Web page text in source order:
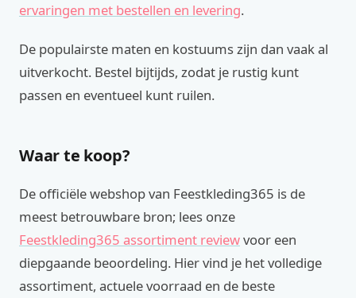
ervaringen met bestellen en levering.
De populairste maten en kostuums zijn dan vaak al
uitverkocht. Bestel bijtijds, zodat je rustig kunt
passen en eventueel kunt ruilen.
Waar te koop?
De officiële webshop van Feestkleding365 is de
meest betrouwbare bron; lees onze
Feestkleding365 assortiment reviewvoor een
diepgaande beoordeling. Hier vind je het volledige
assortiment, actuele voorraad en de beste